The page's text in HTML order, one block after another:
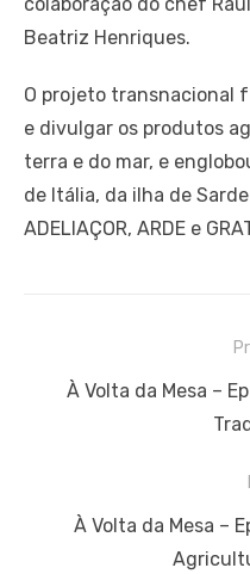
Beatriz Henriques.
O projeto transnacional
e divulgar os produtos
terra e do mar, e
de Itália, da ilha de
ADELIAÇOR, ARDE e
Previous
À Volta da Mesa –
NextÀ Volta da Mesa –